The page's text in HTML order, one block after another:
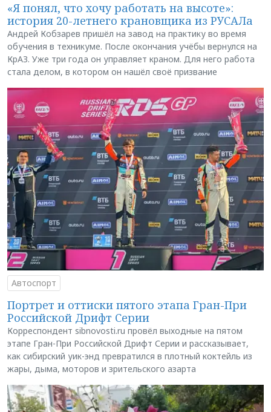
«Я понял, что хочу работать на высоте»:
история 20-летнего крановщика из РУСАЛа
Андрей Кобзарев пришёл на завод на практику во время
обучения в техникуме. После окончания учёбы вернулся на
КрАЗ. Уже три года он управляет краном. Для него работа
стала делом, в котором он нашёл своё призвание
Автоспорт
Портрет и оттиски пятого этапа Гран-При
Российской Дрифт Серии
Корреспондент sibnovosti.ru провёл выходные на пятом
этапе Гран-При Российской Дрифт Серии и рассказывает,
как сибирский уик-энд превратился в плотный коктейль из
жары, дыма, моторов и зрительского азарта